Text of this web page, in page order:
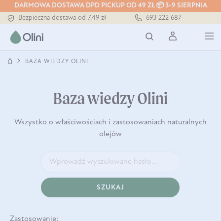
DARMOWA DOSTAWA DPD PICKUP OD 49 ZŁ 📦 3-9 SIERPNIA
Bezpieczna dostawa od 7,49 zł
Darmowa dostawa od 199 zł
693 222 687
BAZA WIEDZY OLINI
Baza wiedzy Olini
Wszystko o właściwościach i zastosowaniach naturalnych
olejów
SZUKAJ
Zastosowanie: